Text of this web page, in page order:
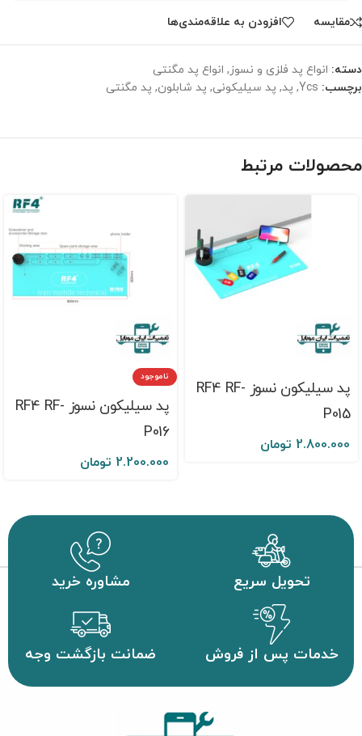
مقایسه افزودن به علاقه‌مندی‌ها
دسته: انواع پد فلزی و نسوز, انواع پد مگنتی
برچسب: Ycs
, پد, پد سیلیکونی, پد شابلون, پد مگنتی
محصولات مرتبط
پد سیلیکون نسوز RF4 RF-
P015
2.800.000 تومان
ناموجود
پد سیلیکون نسوز RF4 RF-
P016
2.200.000 تومان
تحویل سریع مشاوره خرید
خدمات پس از فروش ضمانت بازگشت وجه